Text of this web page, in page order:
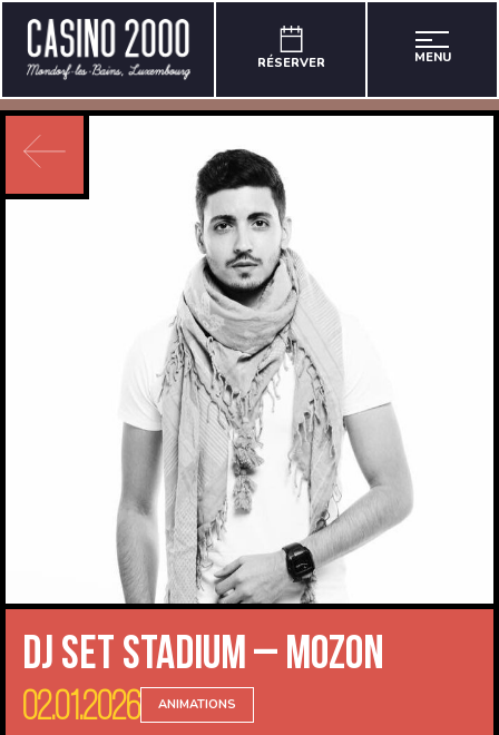
RÉSERVER MENU
DJ Set Stadium – Mozon
02.01.2026 ANIMATIONS